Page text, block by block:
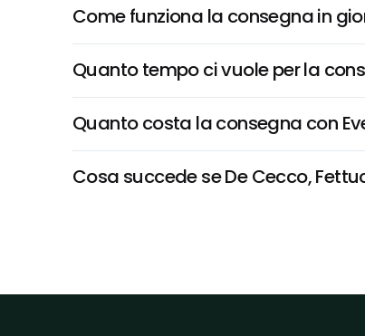
Come funziona la consegna in
Quanto tempo ci vuole per la
Quanto costa la consegna con
Cosa succede se De Cecco,